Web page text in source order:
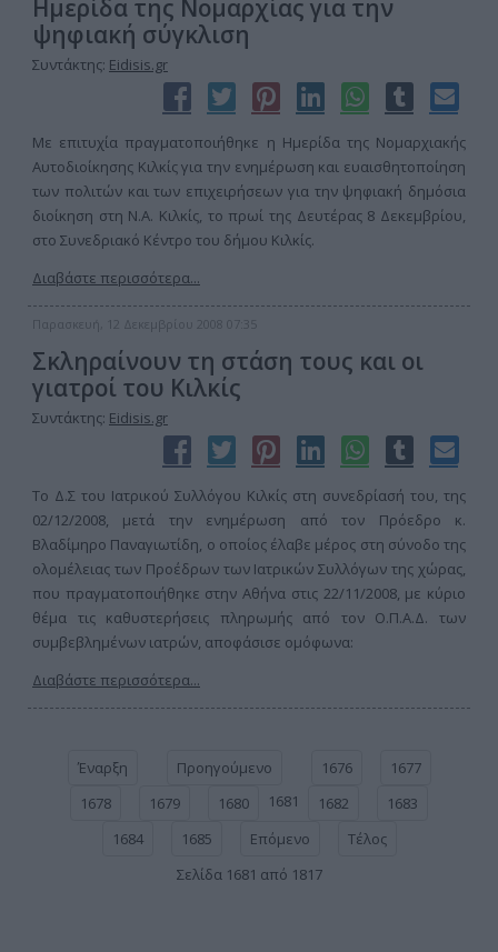
Ημερίδα της Νομαρχίας για την
ψηφιακή σύγκλιση
Συντάκτης: Eidisis.gr
Με επιτυχία πραγματοποιήθηκε η Ημερίδα της Νομαρχιακής
Αυτοδιοίκησης Κιλκίς για την ενημέρωση και ευαισθητοποίηση
των πολιτών και των επιχειρήσεων για την ψηφιακή δημόσια
διοίκηση στη Ν.Α. Κιλκίς, το πρωί της Δευτέρας 8 Δεκεμβρίου,
στο Συνεδριακό Κέντρο του δήμου Κιλκίς.
Διαβάστε περισσότερα...
Παρασκευή, 12 Δεκεμβρίου 2008 07:35
Σκληραίνουν τη στάση τους και οι
γιατροί του Κιλκίς
Συντάκτης: Eidisis.gr
Το Δ.Σ του Ιατρικού Συλλόγου Κιλκίς στη συνεδρίασή του, της
02/12/2008, μετά την ενημέρωση από τον Πρόεδρο κ.
Βλαδίμηρο Παναγιωτίδη, ο οποίος έλαβε μέρος στη σύνοδο της
ολομέλειας των Προέδρων των Ιατρικών Συλλόγων της χώρας,
που πραγματοποιήθηκε στην Αθήνα στις 22/11/2008, με κύριο
θέμα τις καθυστερήσεις πληρωμής από τον Ο.Π.Α.Δ. των
συμβεβλημένων ιατρών, αποφάσισε ομόφωνα:
Διαβάστε περισσότερα...
Έναρξη Προηγούμενο 1676
1677
1678
1679 1680 1681 1682
1683
1684
1685 Επόμενο
Τέλος
Σελίδα 1681 από 1817